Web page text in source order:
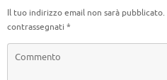
Il tuo indirizzo email non sarà pubblicato.
contrassegnati *